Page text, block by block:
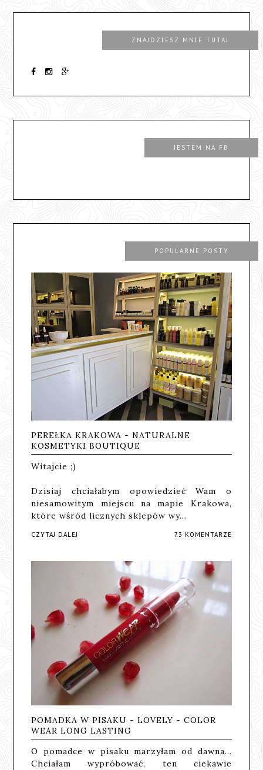
ZNAJDZIESZ MNIE TUTAJ
JESTEM NA FB
POPULARNE POSTY
PEREŁKA KRAKOWA - NATURALNE
KOSMETYKI BOUTIQUE
Witajcie ;)
Dzisiaj chciałabym opowiedzieć Wam o
niesamowitym miejscu na mapie Krakowa,
które wśród licznych sklepów wy…
CZYTAJ DALEJ 73 KOMENTARZE
POMADKA W PISAKU - LOVELY - COLOR
WEAR LONG LASTING
O pomadce w pisaku marzyłam od dawna...
Chciałam wypróbować, ten ciekawie